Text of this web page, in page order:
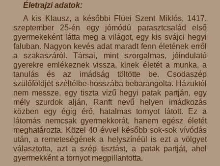
Életrajzi adatok:
A kis Klausz, a későbbi Flüei Szent Miklós, 1417.
szeptember 25-én egy jómódú parasztcsalád első
gyermekeként látta meg a világot, egy kis svájci hegyi
faluban. Nagyon kevés adat maradt fenn életének erről
a szakaszáról. Társai, mint szorgalmas, jóindulatú
gyerekre emlékeznek vissza, kinek életét a munka, a
tanulás és az imádság töltötte be. Csodaszép
szülőföldjét széltélbe-hosszába bebarangolta. Házuktól
nem messze, egy tiszta vizű hegyi patak partján, egy
mély szurdok alján, Ranft nevű helyen imádkozás
közben egy égig érő, hatalmas tornyot látott. Ez a
látomás nemcsak gyermekkorát, hanem egész életét
meghatározta. Közel 40 évvel később sok-sok vívódás
után, a remeteségének a helyszínéül is ezt a völgyet
választotta, azt a szép tisztást, a patak partját, ahol
gyermekként a tornyot megpillantotta.